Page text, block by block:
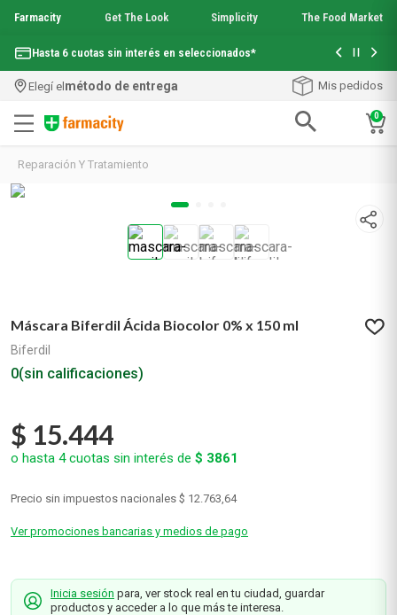
Farmacity Get The Look Simplicity The Food Market
Hasta 6 cuotas sin interés en seleccionados*
Con tu
¡Envío
Elegí elmétodo de entrega Mis pedidos
0
Reparación Y Tratamiento
Máscara Biferdil Ácida Biocolor 0% x 150 ml
Biferdil
0(sin calificaciones)
$ 15.444
o hasta 4cuotas sin interés de $ 3861
Precio sin impuestos nacionales $ 12.763,64
Ver promociones bancarias y medios de pago
Inicia sesión para, ver stock real en tu ciudad, guardar
productos y acceder a lo que más te interesa.
2.
8. protector solar
9. serum elvive
10
nyx